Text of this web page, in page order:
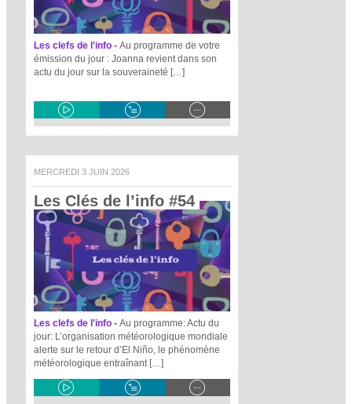
Les clefs de l'info - Au programme de votre
émission du jour : Joanna revient dans son
actu du jour sur la souveraineté […]
MERCREDI 3 JUIN 2026
Les Clés de l’info #54
Les clefs de l'info - Au programme: Actu du
jour: L’organisation météorologique mondiale
alerte sur le retour d’El Niño, le phénomène
météorologique entraînant […]